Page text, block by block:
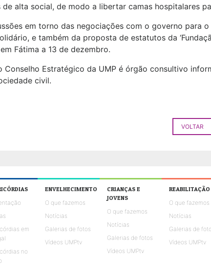
de alta social, de modo a libertar camas hospitalares
em torno das negociações com o governo para
e também da proposta de estatutos da
Fátima a 13 de dezembro.
Conselho Estratégico da UMP é órgão consultivo
civil.
VOLTAR
em
no
ENVELHECIMENTO
O que fazemos
Notícias
Galerias de fotos
Vídeos UMPtv
CRIANÇAS E
JOVENS
O que fazemos
Notícias
Galerias de fotos
Vídeos UMPtv
REABILITAÇÃO
O que fazemos
Notícias
Galerias de
Vídeos UMPtv